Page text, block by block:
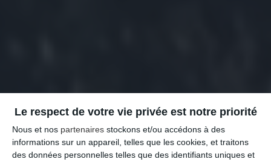
Le respect de votre vie privée est notre priorité
Nous et nos partenaires stockons et/ou accédons à des
informations sur un appareil, telles que les cookies, et traitons
des données personnelles telles que des identifiants uniques et